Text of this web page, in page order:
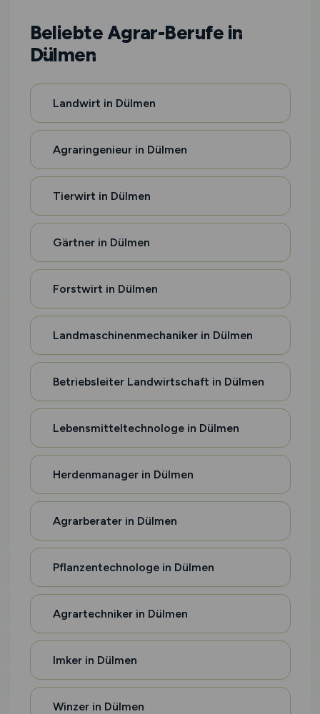
Beliebte Agrar-Berufe in
Dülmen
Landwirt in Dülmen
Agraringenieur in Dülmen
Tierwirt in Dülmen
Gärtner in Dülmen
Forstwirt in Dülmen
Landmaschinenmechaniker in Dülmen
Betriebsleiter Landwirtschaft in Dülmen
Lebensmitteltechnologe in Dülmen
Herdenmanager in Dülmen
Agrarberater in Dülmen
Pflanzentechnologe in Dülmen
Agrartechniker in Dülmen
Imker in Dülmen
Winzer in Dülmen